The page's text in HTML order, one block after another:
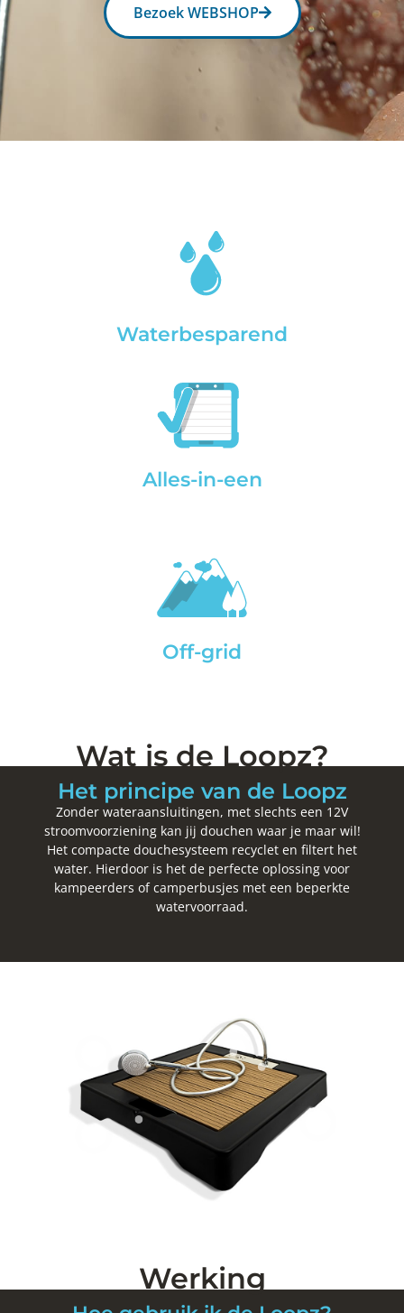
Bezoek WEBSHOP
Waterbesparend
Alles-in-een
Off-grid
Wat is de Loopz?
Het principe van de Loopz
Zonder wateraansluitingen, met slechts een 12V
stroomvoorziening kan jij douchen waar je maar wil!
Het compacte douchesysteem recyclet en filtert het
water. Hierdoor is het de perfecte oplossing voor
kampeerders of camperbusjes met een beperkte
watervoorraad.
Werking